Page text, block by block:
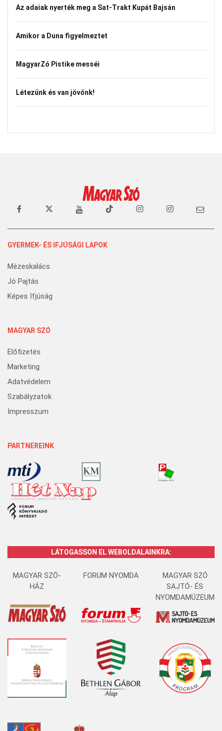
Az adaiak nyerték meg a Sat-Trakt Kupát Bajsán
Amikor a Duna figyelmeztet
MagyarZó Pistike messéi
Létezünk és van jövőnk!
GYERMEK- ÉS IFJÚSÁGI LAPOK
Mézeskalács
Jó Pajtás
Képes Ifjúság
MAGYAR SZÓ
Előfizetés
Marketing
Adatvédelem
Szabályzatok
Impresszum
PARTNEREINK
LÁTOGASSON EL WEBOLDALAINKRA:
MAGYAR SZÓ-
HÁZ
FORUM NYOMDA
MAGYAR SZÓ
SAJTÓ- ÉS
NYOMDAMÚZEUM